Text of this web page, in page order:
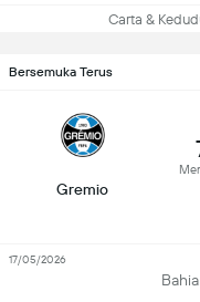
Carta &
Bersemuka Terus
Gremio
Bahia
17/05/2026